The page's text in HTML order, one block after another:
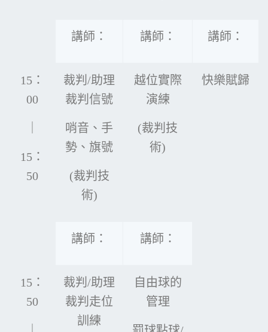
講師： 講師： 講師：
15：
00
15：
50
裁判/助理
裁判信號
哨音、手
勢、旗號
(裁判技
術)
越位實際
演練
(裁判技
術)
快樂賦歸
講師： 講師：
15：
50
裁判/助理
裁判走位
訓練
自由球的
管理